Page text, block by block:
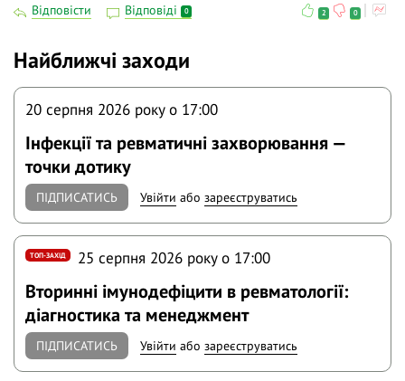
Відповісти Відповіді 0 2 0
Найближчі заходи
20 серпня 2026 року o 17:00
Інфекції та ревматичні захворювання —
точки дотику
ПІДПИСАТИСЬ Увійти абозареєструватись
ТОП-ЗАХІД 25 серпня 2026 року o 17:00
Вторинні імунодефіцити в ревматології:
діагностика та менеджмент
ПІДПИСАТИСЬ Увійти абозареєструватись